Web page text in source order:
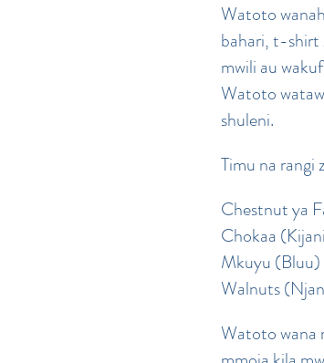
Watoto
bahari, t-shirt
mwili au
Watoto
shuleni.
Timu na rangi
Chestnut ya
Chokaa
Mkuyu (Bluu)
Walnuts
Watoto wana